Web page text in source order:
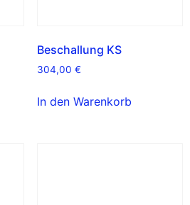
Beschallung KS
304,00 €
In den Warenkorb